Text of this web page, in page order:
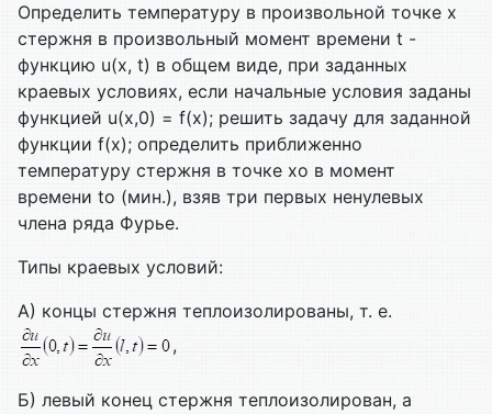
Определить температуру в произвольной точке х
стержня в произвольный момент времени t -
функцию u(x, t) в общем виде, при заданных
краевых условиях, если начальные условия заданы
функцией u(x,0) = f(x); решить задачу для заданной
функции f(x); определить приближенно
температуру стержня в точке xo в момент
времени to (мин.), взяв три первых ненулевых
члена ряда Фурье.
Типы краевых условий:
А) концы стержня теплоизолированы, т. е.
,
Б) левый конец стержня теплоизолирован, а